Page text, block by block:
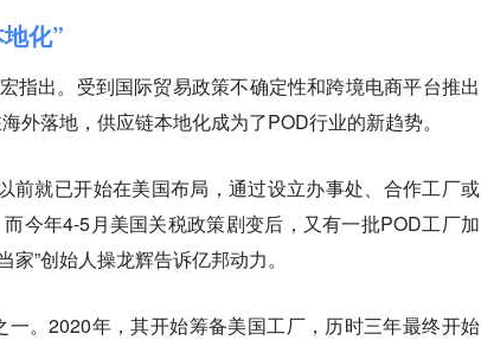
化”
指出。受到国际贸易政策不确定性和跨境电商平台推出
外落地，供应链本地化成为了POD行业的新趋势。
前就已开始在美国布局，通过设立办事处、合作工厂或
今年4-5月美国关税政策剧变后，又有一批POD工厂加
”创始人操龙辉告诉亿邦动力。
。2020年，其开始筹备美国工厂，历时三年最终开始